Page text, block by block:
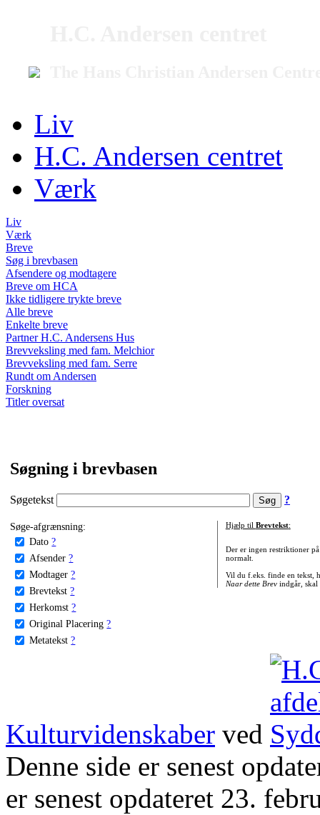
Liv
H.C. Andersen centret
Værk
Liv
Værk
Breve
Søg i brevbasen
Afsendere og modtagere
Breve om HCA
Ikke tidligere trykte breve
Alle breve
Enkelte breve
Partner H.C. Andersens Hus
Brevveksling med fam. Melchior
Brevveksling med fam. Serre
Rundt om Andersen
Forskning
Titler oversat
Søgning i brevbasen
Søgetekst ?
Søge-afgrænsning:
Dato ?
Afsender ?
Modtager ?
Brevtekst ?
Herkomst ?
Original Placering ?
Metatekst ?
Hjælp til Brevtekst:
Der er ingen restriktioner
normalt.
Vil du f.eks. finde en tekst,
Naar dette Brevindgår, skal
Kulturvidenskaber ved
Denne side er senest
er senest opdateret 23.